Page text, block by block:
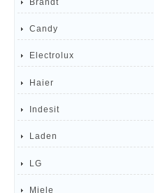
Brandt
Candy
Electrolux
Haier
Indesit
Laden
LG
Miele